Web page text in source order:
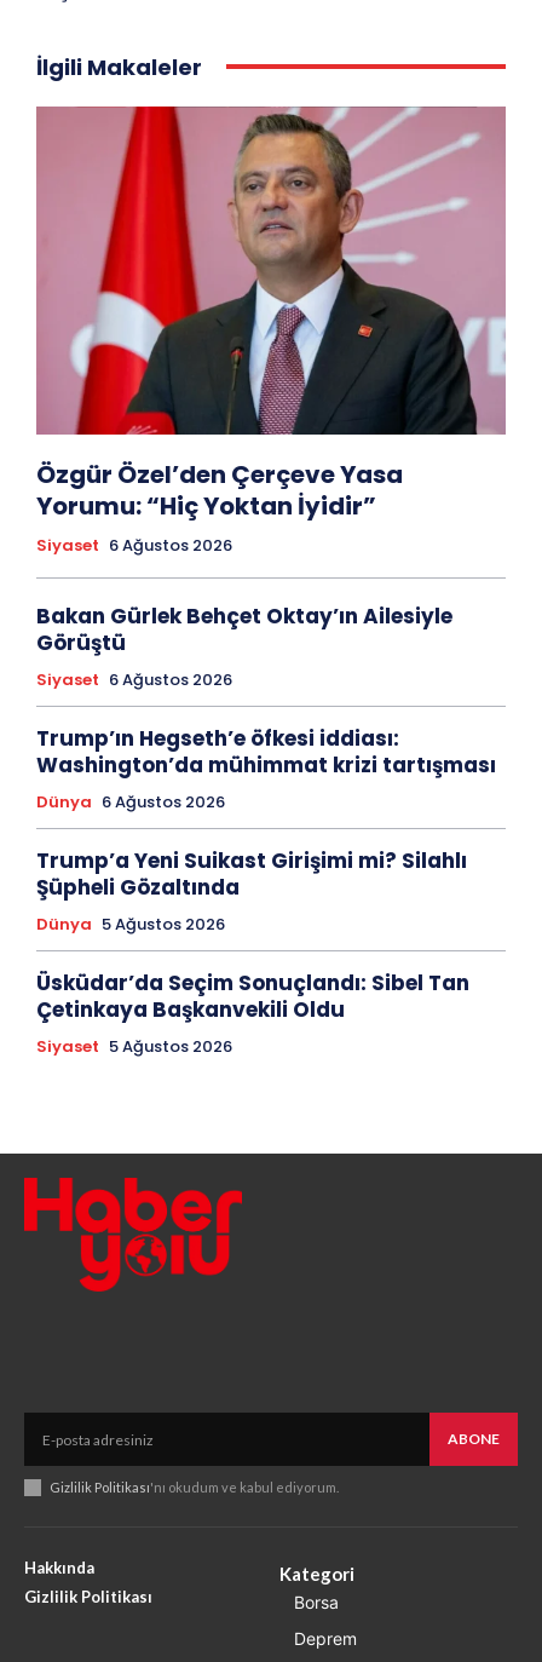
İlgili Makaleler
Özgür Özel’den Çerçeve Yasa
Yorumu: “Hiç Yoktan İyidir”
Siyaset 6 Ağustos 2026
Bakan Gürlek Behçet Oktay’ın Ailesiyle
Görüştü
Siyaset 6 Ağustos 2026
Trump’ın Hegseth’e öfkesi iddiası:
Washington’da mühimmat krizi tartışması
Dünya 6 Ağustos 2026
Trump’a Yeni Suikast Girişimi mi? Silahlı
Şüpheli Gözaltında
Dünya 5 Ağustos 2026
Üsküdar’da Seçim Sonuçlandı: Sibel Tan
Çetinkaya Başkanvekili Oldu
Siyaset 5 Ağustos 2026
ABONE
Gizlilik Politikası'nı okudum ve kabul ediyorum.
Hakkında
Gizlilik Politikası
Kategori
Borsa
Deprem